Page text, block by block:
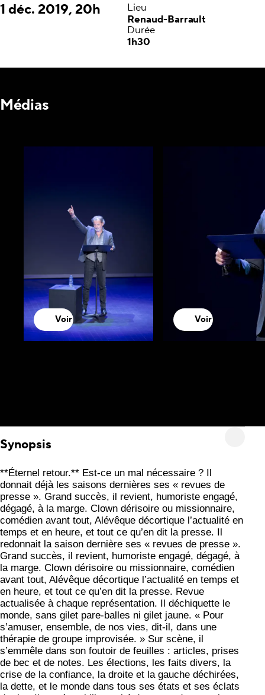
1 déc. 2019, 20h
Lieu
Renaud-Barrault
Durée
1h30
Médias
Voir Voir
Synopsis
**Éternel retour.** Est-ce un mal nécessaire ? Il
donnait déjà les saisons dernières ses « revues de
presse ». Grand succès, il revient, humoriste engagé,
dégagé, à la marge. Clown dérisoire ou missionnaire,
comédien avant tout, Alévêque décortique l’actualité en
temps et en heure, et tout ce qu’en dit la presse.
redonnait la saison dernière ses « revues de presse ».
Grand succès, il revient, humoriste engagé, dégagé, à
la marge. Clown dérisoire ou missionnaire, comédien
avant tout, Alévêque décortique l’actualité en temps et
en heure, et tout ce qu’en dit la presse. Revue
actualisée à chaque représentation. Il déchiquette le
monde, sans gilet pare-balles ni gilet jaune. « Pour
s’amuser, ensemble, de nos vies, dit-il, dans une
thérapie de groupe improvisée. » Sur scène, il
s’emmêle dans son foutoir de feuilles : articles, prises
de bec et de notes. Les élections, les faits divers, la
crise de la confiance, la droite et la gauche déchirées,
la dette, et le monde dans tous ses états et ses éclats